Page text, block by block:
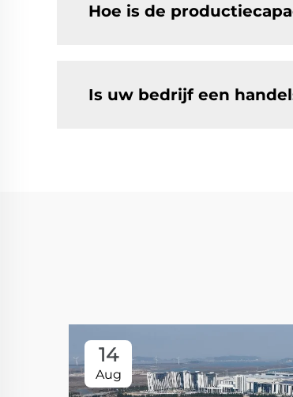
Hoe is de
Is uw bedrijf een
14
Aug